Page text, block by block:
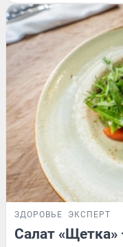
ЗДОРОВЬЕ ЭКСПЕРТ
Салат «Щетка»